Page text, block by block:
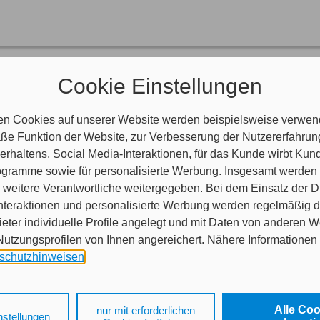
Cookie Einstellungen
Cookies auf unserer Website werden beispielsweise
Funktion der Website, zur Verbesserung der
Social Media-Interaktionen, für das Kunde wirbt
sowie für personalisierte Werbung. Insgesamt werden
Verantwortliche weitergegeben. Bei dem Einsatz der
und personalisierte Werbung werden regelmäßig
individuelle Profile angelegt und mit Daten von anderen
von Ihnen angereichert. Nähere
sowohl der Speicherung der notwendigen
Alle
nur mit erforderlichen
(vormals: Grüne Karte) dient als Nachweis Ihrer Kfz-
Versicherungen für den Kraftverkehr bestehen.
Island, Kroatien, Liechtenstein, Norwegen, Schweiz,
(Kennzeichenabkommen) aus.
europäische Länder reisen, benötigen Sie darüber hinaus die